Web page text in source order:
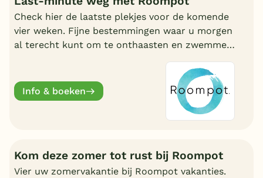
Check hier de laatste plekjes voor de komende
vier weken. Fijne bestemmingen waar u morgen
al terecht kunt om te onthaasten en zwemmen.
Info & boeken
Kom deze zomer tot rust bij Roompot
Vier uw zomervakantie bij Roompot vakanties.